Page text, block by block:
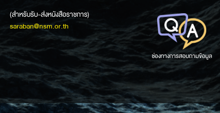
(สำหรับรับ-ส่งหนังสือราชการ)
saraban@nsm.or.th
ช่องทางการสอบถามข้อมูล